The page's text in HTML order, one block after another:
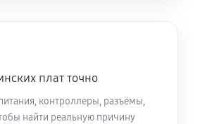
плат точно
контроллеры, разъёмы,
найти реальную причину